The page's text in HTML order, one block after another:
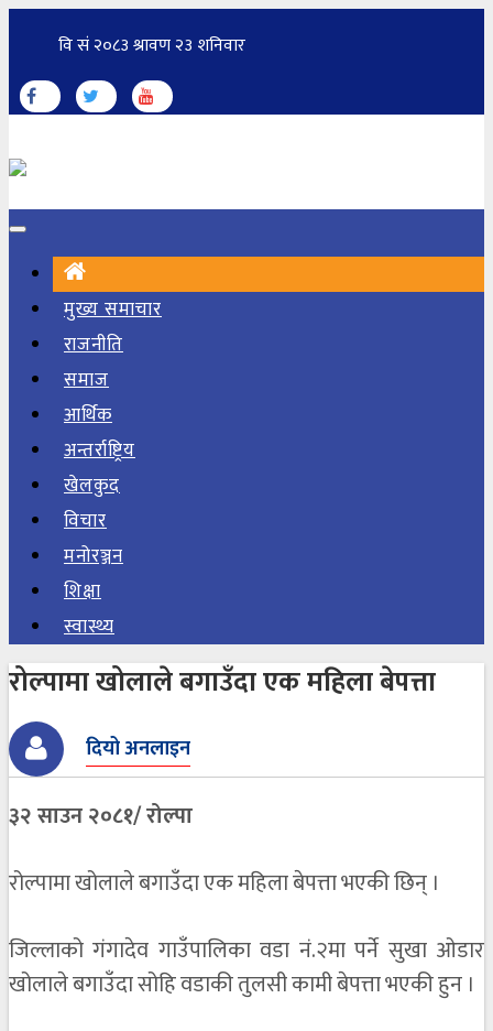
मुख्य समाचार
राजनीति
समाज
आर्थिक
अन्तर्राष्ट्रिय
खेलकुद
विचार
मनोरञ्जन
शिक्षा
स्वास्थ्य
रोल्पामा खोलाले बगाउँदा एक महिला बेपत्ता
दियो अनलाइन
३२ साउन २०८१/ रोल्पा
रोल्पामा खोलाले बगाउँदा एक महिला बेपत्ता भएकी छिन् ।
जिल्लाको गंगादेव गाउँपालिका वडा नं.२मा पर्ने सुखा ओडार
खोलाले बगाउँदा सोहि वडाकी तुलसी कामी बेपत्ता भएकी हुन ।